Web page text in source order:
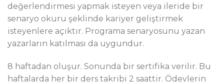
değerlendirmesi yapmak isteyen veya ileride bir
senaryo okuru şeklinde kariyer geliştirmek
isteyenlere açıktır. Programa senaryosunu yazan
yazarların katılması da uygundur.
8 haftadan oluşur. Sonunda bir sertifika verilir. Bu
haftalarda her bir ders takribi 2 saattir. Ödevlerin